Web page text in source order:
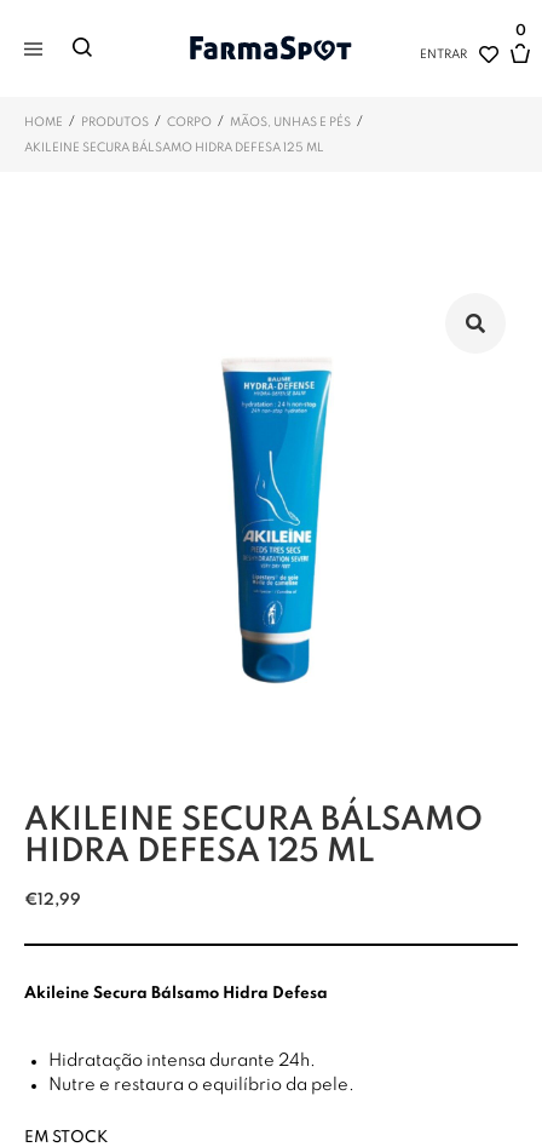
ENTRAR
0
HOME / PRODUTOS / CORPO / MÃOS, UNHAS E PÉS /
AKILEINE SECURA BÁLSAMO HIDRA DEFESA 125 ML
AKILEINE SECURA BÁLSAMO
HIDRA DEFESA 125 ML
€12,99
Akileine Secura Bálsamo Hidra Defesa
Hidratação intensa durante 24h.
Nutre e restaura o equilíbrio da pele.
EM STOCK